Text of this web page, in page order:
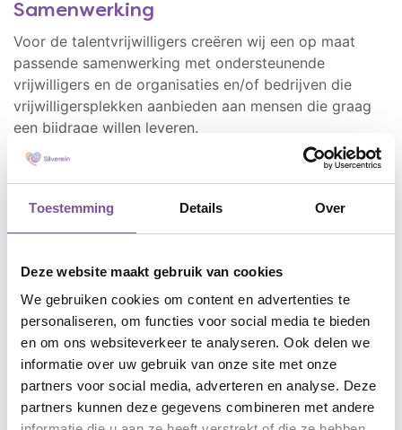
Toestemming Details Over
Deze website maakt gebruik van cookies
We gebruiken cookies om content en advertenties te
personaliseren, om functies voor social media te bieden
en om ons websiteverkeer te analyseren. Ook delen we
informatie over uw gebruik van onze site met onze
partners voor social media, adverteren en analyse. Deze
partners kunnen deze gegevens combineren met andere
Samenwerking
Voor de talentvrijwilligers creëren wij een op maat
passende samenwerking met ondersteunende
vrijwilligers en de organisaties en/of bedrijven die
vrijwilligersplekken aanbieden aan mensen die graag
een bijdrage willen leveren.
Wilt u talentvrijwilliger worden?
levert dit een grote bijdrage aan de kwaliteit van
leven. Dit ervaren onze talentvrijwilligers. U kunt zich
afgestemd op wat u leuk vindt en bij u past. U kunt
hierbij denken aan werken in een moestuin of
gastvrouw- of heer zijn in een zorgcentrum.
Wilt u begeleidingsvrijwilliger worden?
Wij zoeken geregeld vrijwilligers die onze
talentvrijwilligers willen ondersteunen tijdens